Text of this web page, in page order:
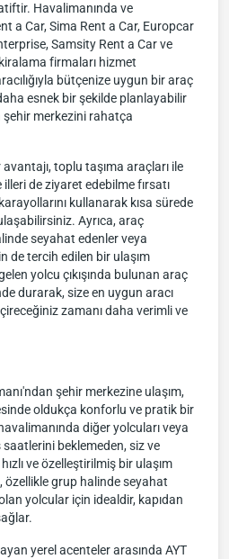
Havalimanında ve
a Car, Sima Rent a Car, Europcar
Samsity Rent a Car ve
firmaları hizmet
bütçenize uygun bir araç
esnek bir şekilde planlayabilir
merkezini rahatça
toplu taşıma araçları ile
de ziyaret edebilme fırsatı
kullanarak kısa sürede
Ayrıca, araç
seyahat edenler veya
de tercih edilen bir ulaşım
yolcu çıkışında bulunan araç
durarak, size en uygun aracı
zamanı daha verimli ve
şehir merkezine ulaşım,
oldukça konforlu ve pratik bir
diğer yolcuları veya
beklemeden, siz ve
ve özelleştirilmiş bir ulaşım
grup halinde seyahat
yolcular için idealdir, kapıdan
yerel acenteler arasında AYT